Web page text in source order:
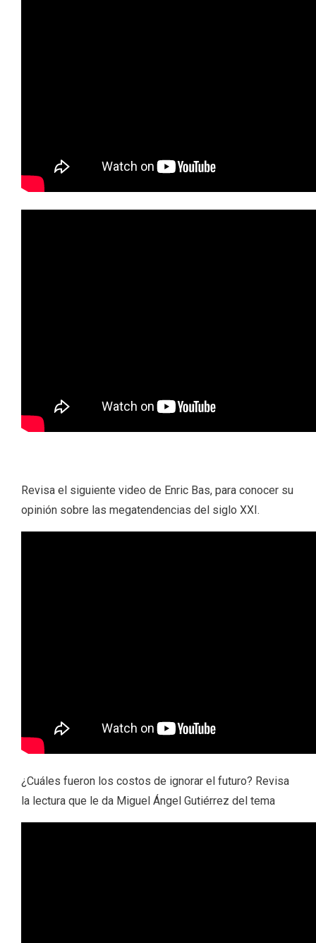
Revisa el siguiente video de Enric Bas, para conocer su
opinión sobre las megatendencias del siglo XXI.
¿Cuáles fueron los costos de ignorar el futuro? Revisa
la lectura que le da Miguel Ángel Gutiérrez del tema